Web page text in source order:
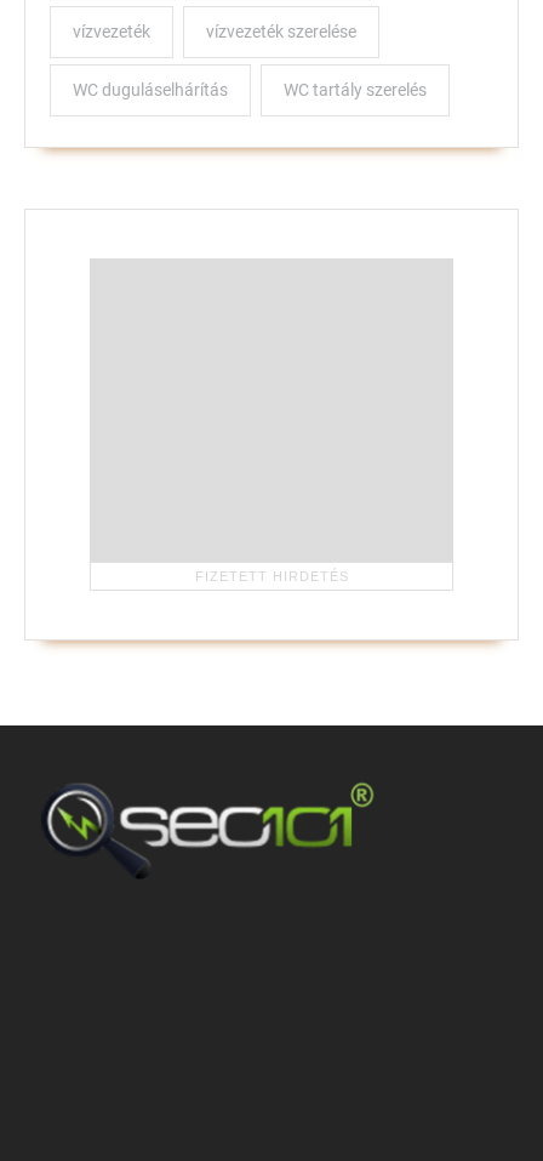
vízvezeték vízvezeték szerelése
WC duguláselhárítás WC tartály szerelés